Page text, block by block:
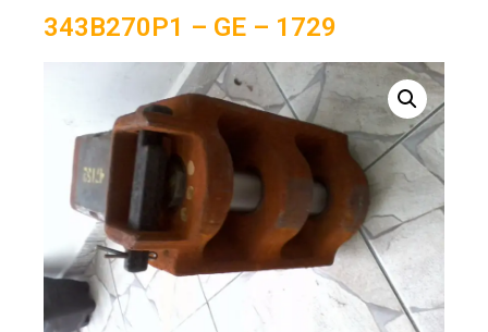
343B270P1 – GE – 1729